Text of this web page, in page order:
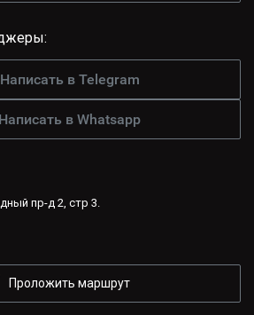
Написать в Telegram
Написать в Whatsapp
пр-д 2, стр 3.
Проложить маршрут